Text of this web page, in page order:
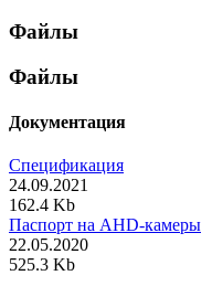
Файлы
Файлы
Документация
Спецификация
24.09.2021
162.4 Kb
Паспорт на AHD-камеры
22.05.2020
525.3 Kb